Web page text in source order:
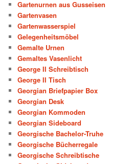
Gartenurnen aus Gusseisen
Gartenvasen
Gartenwasserspiel
Gelegenheitsmöbel
Gemalte Urnen
Gemaltes Vasenlicht
George II Schreibtisch
George II Tisch
Georgian Briefpapier Box
Georgian Desk
Georgian Kommoden
Georgian Sideboard
Georgische Bachelor-Truhe
Georgische Bücherregale
Georgische Schreibtische